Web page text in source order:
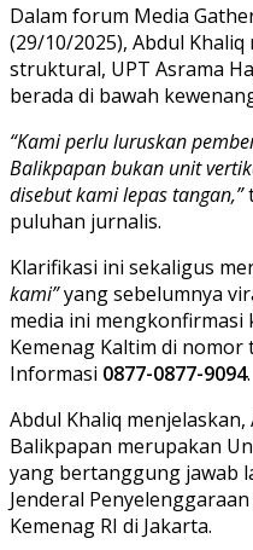
Dalam forum Media
(29/10/2025), Abdul
struktural, UPT Asrama
berada di bawah
“Kami perlu luruskan
Balikpapan bukan unit
disebut kami lepas tangan,”
puluhan jurnalis.
Klarifikasi ini sekaligus
kami”yang sebelumnya
media ini mengkonfirmasi
Kemenag Kaltim di
Informasi 0877-0877-9094.
Abdul Khaliq
Balikpapan merupakan
yang bertanggung jawab
Jenderal
Kemenag RI di Jakarta.